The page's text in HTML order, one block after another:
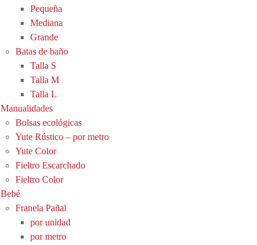
Pequeña
Mediana
Grande
Batas de baño
Talla S
Talla M
Talla L
Manualidades
Bolsas ecológicas
Yute Rústico – por metro
Yute Color
Fieltro Escarchado
Fieltro Color
Bebé
Franela Pañal
por unidad
por metro